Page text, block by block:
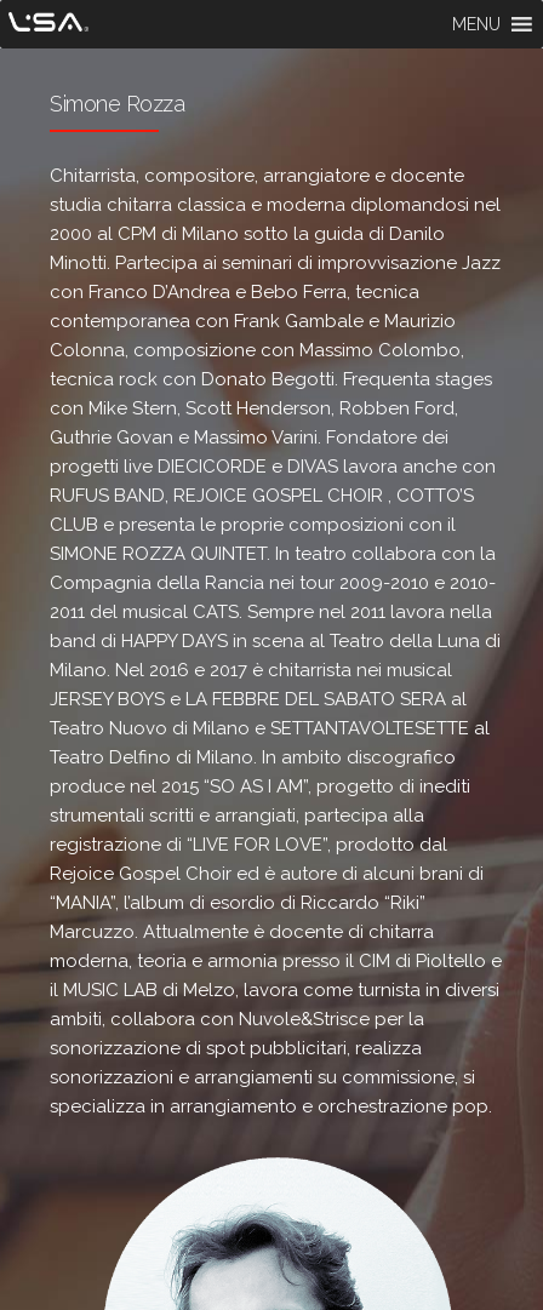
MENU
Simone Rozza
Chitarrista, compositore, arrangiatore e docente
studia chitarra classica e moderna diplomandosi nel
2000 al CPM di Milano sotto la guida di Danilo
Minotti. Partecipa ai seminari di improvvisazione Jazz
con Franco D’Andrea e Bebo Ferra, tecnica
contemporanea con Frank Gambale e Maurizio
Colonna, composizione con Massimo Colombo,
tecnica rock con Donato Begotti. Frequenta stages
con Mike Stern, Scott Henderson, Robben Ford,
Guthrie Govan e Massimo Varini. Fondatore dei
progetti live DIECICORDE e DIVAS lavora anche con
RUFUS BAND, REJOICE GOSPEL CHOIR , COTTO’S
CLUB e presenta le proprie composizioni con il
SIMONE ROZZA QUINTET. In teatro collabora con la
Compagnia della Rancia nei tour 2009-2010 e 2010-
2011 del musical CATS. Sempre nel 2011 lavora nella
band di HAPPY DAYS in scena al Teatro della Luna di
Milano. Nel 2016 e 2017 è chitarrista nei musical
JERSEY BOYS e LA FEBBRE DEL SABATO SERA al
Teatro Nuovo di Milano e SETTANTAVOLTESETTE al
Teatro Delfino di Milano. In ambito discografico
produce nel 2015 “SO AS I AM”, progetto di inediti
strumentali scritti e arrangiati, partecipa alla
registrazione di “LIVE FOR LOVE”, prodotto dal
Rejoice Gospel Choir ed è autore di alcuni brani di
“MANIA”, l’album di esordio di Riccardo “Riki”
Marcuzzo. Attualmente è docente di chitarra
moderna, teoria e armonia presso il CIM di Pioltello e
il MUSIC LAB di Melzo, lavora come turnista in diversi
ambiti, collabora con Nuvole&Strisce per la
sonorizzazione di spot pubblicitari, realizza
sonorizzazioni e arrangiamenti su commissione, si
specializza in arrangiamento e orchestrazione pop.